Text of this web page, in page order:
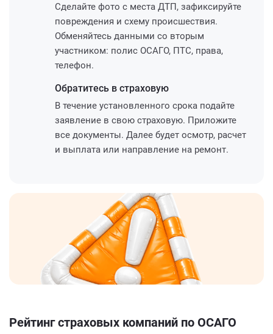
Сделайте фото с места ДТП, зафиксируйте
повреждения и схему происшествия.
Обменяйтесь данными со вторым
участником: полис ОСАГО, ПТС, права,
телефон.
Обратитесь в страховую
В течение установленного срока подайте
заявление в свою страховую. Приложите
все документы. Далее будет осмотр, расчет
и выплата или направление на ремонт.
Рейтинг страховых компаний по ОСАГО